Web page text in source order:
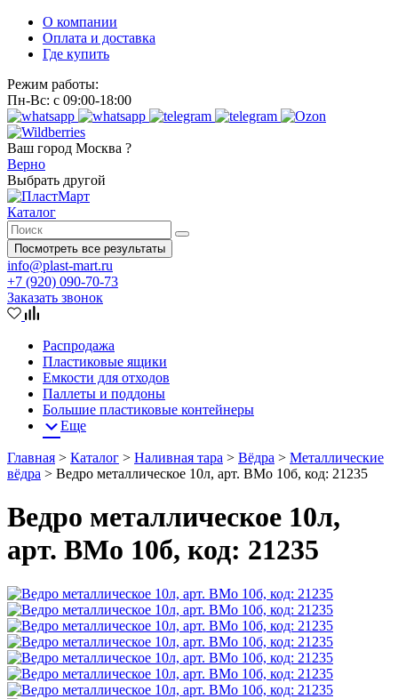
О компании
Оплата и доставка
Где купить
Режим работы:
Пн-Вс: с 09:00-18:00
Ваш город Москва ?
Верно
Выбрать другой
Каталог
Посмотреть все результаты
info@plast-mart.ru
+7 (920) 090-70-73
Заказать звонок
Распродажа
Пластиковые ящики
Емкости для отходов
Паллеты и поддоны
Большие пластиковые контейнеры
Еще
Главная > Каталог > Наливная тара > Вёдра > Металлические
вёдра > Ведро металлическое 10л, арт. ВМо 10б, код: 21235
Ведро металлическое 10л,
арт. ВМо 10б, код: 21235